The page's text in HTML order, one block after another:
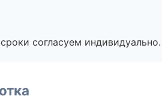
согласуем индивидуально.